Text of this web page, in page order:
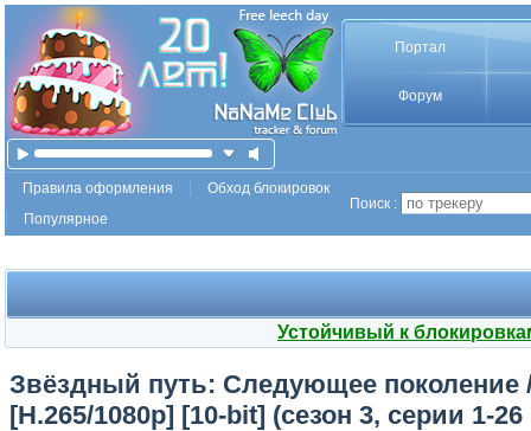
Портал
Форум
Правила оформления
Обход блокировок
Популярное
Поиск :
Устойчивый к
Звёздный путь: Следующее поколение
[H.265/1080p] [10-bit] (сезон 3, серии 1-